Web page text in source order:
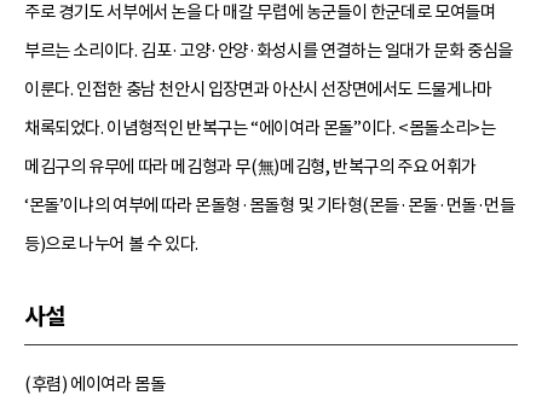
주로 경기도 서부에서 논을 다 매갈 무렵에 농군들이 한군데로 모여들며
부르는 소리이다. 김포·고양·안양·화성시를 연결하는 일대가 문화 중심을
이룬다. 인접한 충남 천안시 입장면과 아산시 선장면에서도 드물게나마
채록되었다. 이념형적인 반복구는 “에이여라 몬돌”이다. <몸돌소리>는
메김구의 유무에 따라 메김형과 무(無)메김형, 반복구의 주요 어휘가
‘몬돌’이냐의 여부에 따라 몬돌형·몸돌형 및 기타형(몬들·몬둘·먼돌·먼들
등)으로 나누어 볼 수 있다.
사설
(후렴) 에이여라 몸돌